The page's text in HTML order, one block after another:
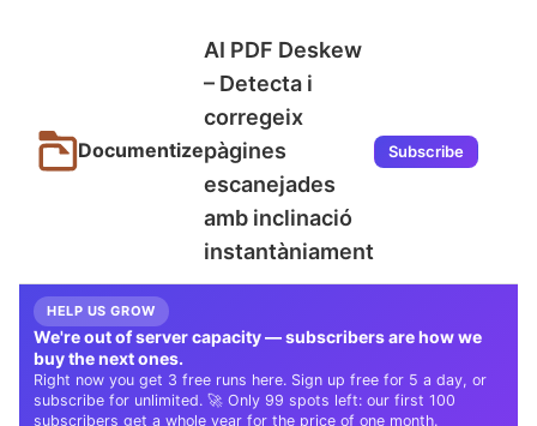
Documentize
AI PDF Deskew
– Detecta i
corregeix
pàgines
escanejades
amb inclinació
instantàniament
Subscribe
HELP US GROW
We're out of server capacity — subscribers are how we
buy the next ones.
Right now you get 3 free runs here. Sign up free for 5 a day, or
subscribe for unlimited. 🚀 Only 99 spots left: our first 100
subscribers get a whole year for the price of one month.